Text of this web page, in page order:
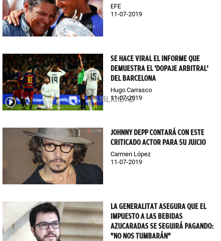
EFE
11-07-2019
SE HACE VIRAL EL INFORME QUE
DEMUESTRA EL 'DOPAJE ARBITRAL'
DEL BARCELONA
Hugo Carrasco
11-07-2019
JOHNNY DEPP CONTARÁ CON ESTE
CRITICADO ACTOR PARA SU JUICIO
Carmen López
11-07-2019
LA GENERALITAT ASEGURA QUE EL
IMPUESTO A LAS BEBIDAS
AZUCARADAS SE SEGUIRÁ PAGANDO:
"NO NOS TUMBARÁN"